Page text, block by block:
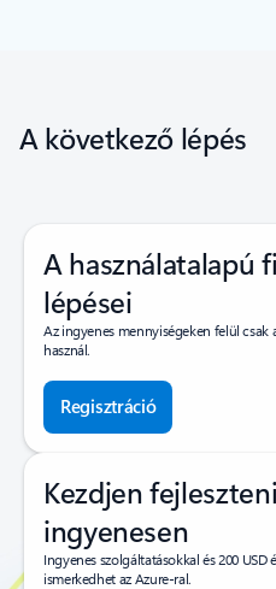
A következő lépés
A használatalapú
lépései
Az ingyenes mennyiségeken felül csak
használ.
Regisztráció
Kezdjen
ingyenesen
Ingyenes szolgáltatásokkal és 200
ismerkedhet az Azure-ral.